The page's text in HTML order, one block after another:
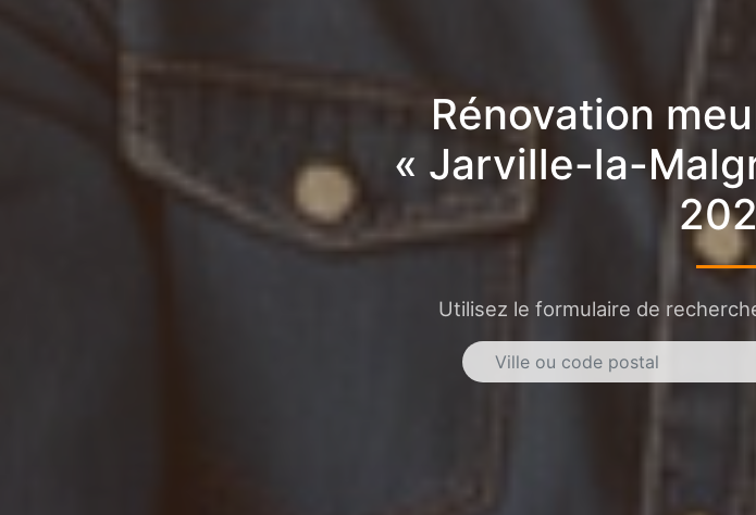
Rénovation
« Jarville-la-
Utilisez le formulaire de